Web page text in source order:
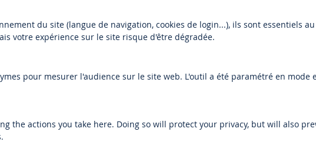
du site (langue de navigation, cookies de login...), ils sont essentiels
votre expérience sur le site risque d'être dégradée.
pour mesurer l'audience sur le site web. L'outil a été paramétré en mode
the actions you take here. Doing so will protect your privacy, but will also